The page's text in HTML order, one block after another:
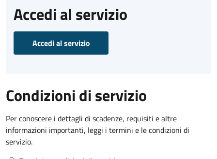
Accedi al servizio
Accedi al servizio
Condizioni di servizio
Per conoscere i dettagli di scadenze, requisiti e altre
informazioni importanti, leggi i termini e le condizioni di
servizio.